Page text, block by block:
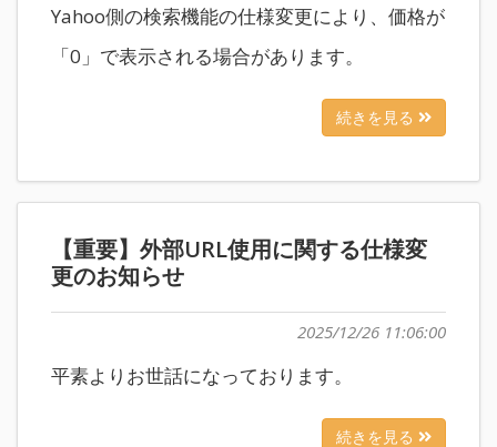
Yahoo側の検索機能の仕様変更により、価格が
「0」で表示される場合があります。
続きを見る
【重要】外部URL使用に関する仕様変
更のお知らせ
2025/12/26 11:06:00
平素よりお世話になっております。
続きを見る